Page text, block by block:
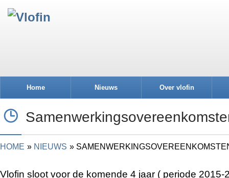
Home Nieuws Over vlofin
HOME NIEUWS
Vlofin sloot voor de komende 4 jaar ( periode 2015-